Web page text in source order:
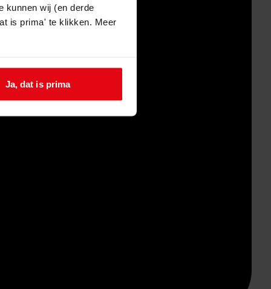
kunnen wij (en derde
is prima' te klikken. Meer
Ja, dat is prima